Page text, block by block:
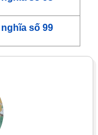
nghĩa số 99